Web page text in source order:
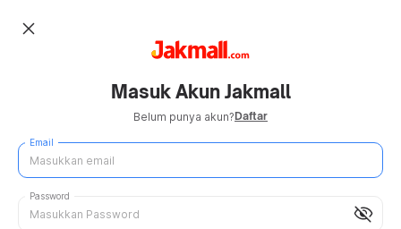
close
Masuk Akun Jakmall
Belum punya akun?Daftar
Email
visibility_off
Password